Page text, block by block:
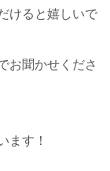
けると嬉しいで
お聞かせくださ
ます！